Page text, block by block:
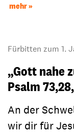
mehr
Fürbitten zum 1.
„Gott nahe
Psalm
An der
wir dir für